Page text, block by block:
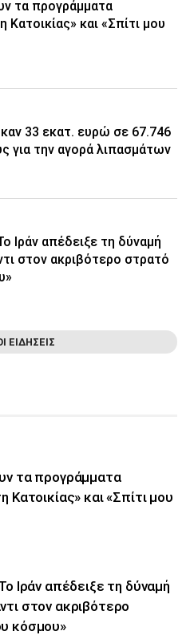
τα προγράμματα
Κατοικίας» και «Σπίτι μου
33 εκατ. ευρώ σε 67.746
για την αγορά λιπασμάτων
Ιράν απέδειξε τη δύναμή
στον ακριβότερο στρατό
ΕΙΔΗΣΕΙΣ
τα προγράμματα
Κατοικίας» και «Σπίτι μου
Ιράν απέδειξε τη δύναμή
στον ακριβότερο
κόσμου»